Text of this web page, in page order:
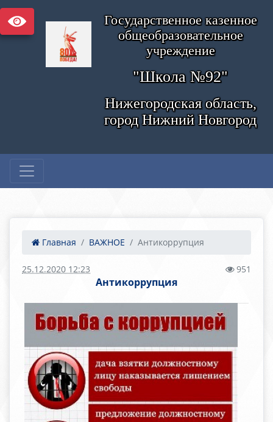
Государственное казенное
общеобразовательное
учреждение
"Школа №92"
Нижегородская область,
город Нижний Новгород
Главная ВАЖНОЕ Антикоррупция
25.12.2020 12:23 951
Антикоррупция